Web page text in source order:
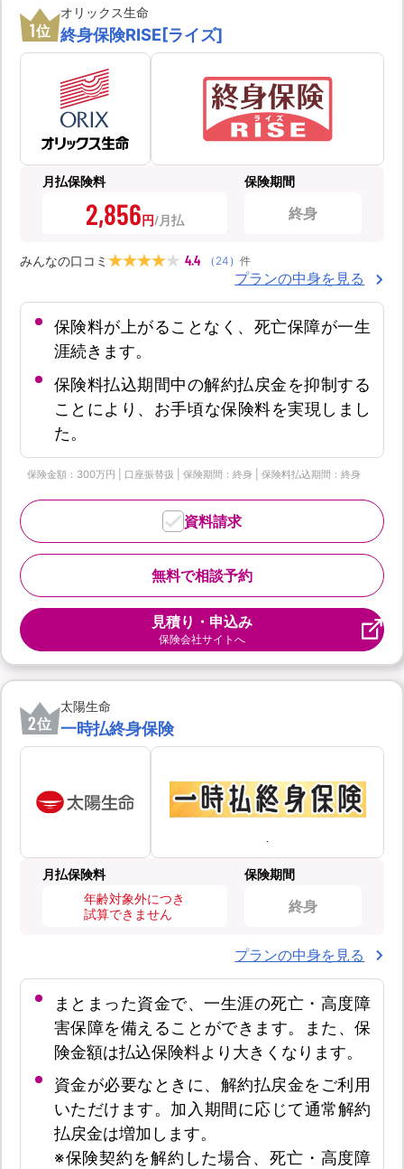
1位
オリックス生命
終身保険RISE[ライズ]
月払保険料
2,856円
保険期間
終身
みんなの口コミ 4.4 （ 24 ） 件
プランの中身を見る
保険料が上がることなく、死亡保障が一生
涯続きます。
保険料払込期間中の解約払戻金を抑制する
ことにより、お手頃な保険料を実現しまし
た。
保険金額：300万円 | 口座振替扱 | 保険期間：終身 | 保険料払込期間：終身
無料で相談予約
資料請求
見積り・申込み
保険会社サイトへ
2位
太陽生命
一時払終身保険
月払保険料
年齢対象外につき
試算できません
保険期間
終身
プランの中身を見る
まとまった資金で、一生涯の死亡・高度障
害保障を備えることができます。また、保
険金額は払込保険料より大きくなります。
資金が必要なときに、解約払戻金をご利用
いただけます。加入期間に応じて通常解約
払戻金は増加します。
※保険契約を解約した場合、死亡・高度障